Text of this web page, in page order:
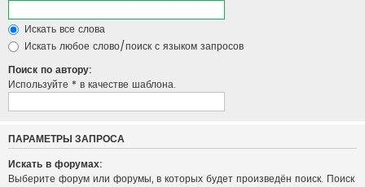
Искать все слова
Искать любое слово/поиск с языком запросов
Поиск по автору:
Используйте * в качестве шаблона.
ПАРАМЕТРЫ ЗАПРОСА
Искать в форумах:
Выберите форум или форумы, в которых будет произведён поиск. Поиск